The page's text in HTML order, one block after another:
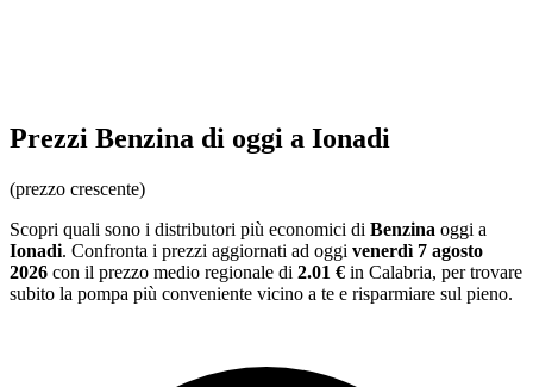
Prezzi Benzina di oggi a Ionadi
(prezzo crescente)
Scopri quali sono i distributori più economici di Benzina oggi a
Ionadi. Confronta i prezzi aggiornati ad oggi venerdì 7 agosto
2026 con il prezzo medio regionale di 2.01 € in Calabria, per trovare
subito la pompa più conveniente vicino a te e risparmiare sul pieno.